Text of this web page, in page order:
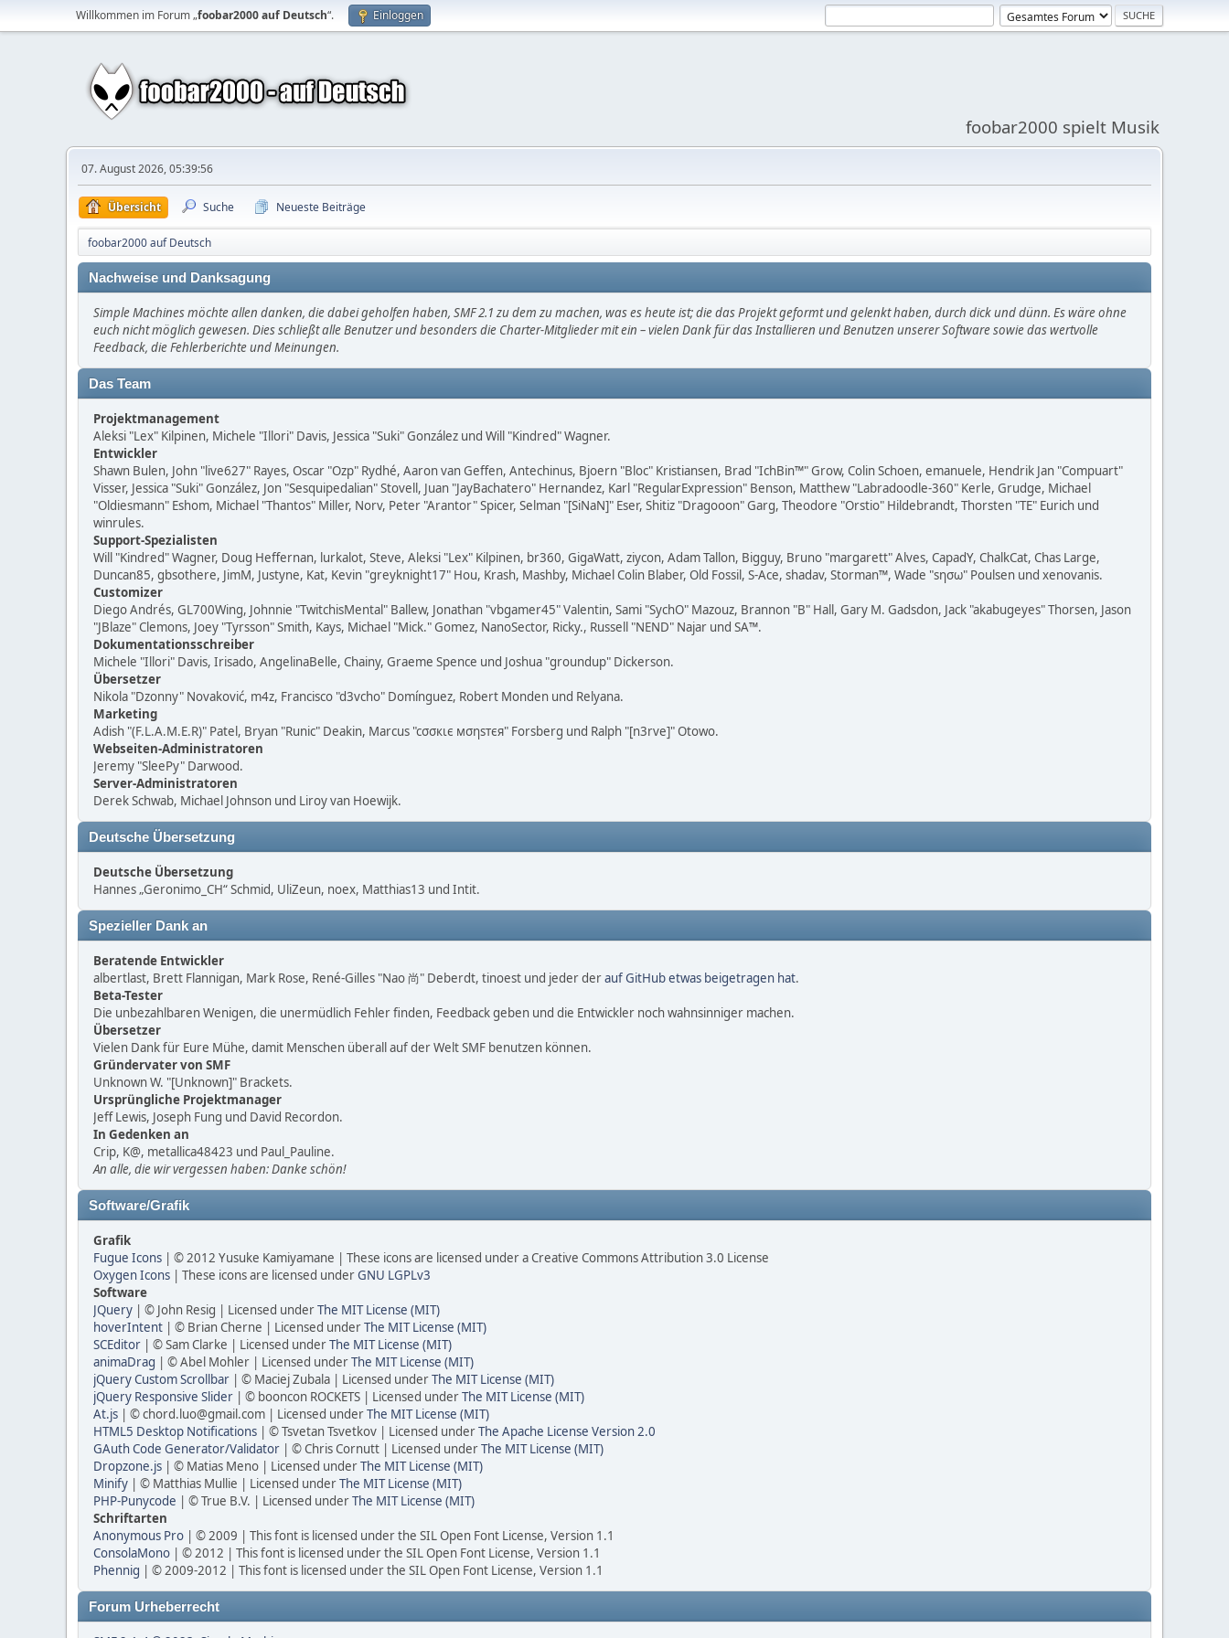
Willkommen im Forum „foobar2000 auf Deutsch“. Einloggen
foobar2000 spielt Musik
07. August 2026, 05:39:56
Übersicht Suche Neueste Beiträge
foobar2000 auf Deutsch
Nachweise und Danksagung
Simple Machines möchte allen danken, die dabei geholfen haben, SMF 2.1 zu dem zu machen, was es heute ist; die das Projekt geformt und gelenkt haben, durch dick und dünn. Es wäre ohne
euch nicht möglich gewesen. Dies schließt alle Benutzer und besonders die Charter-Mitglieder mit ein – vielen Dank für das Installieren und Benutzen unserer Software sowie das wertvolle
Feedback, die Fehlerberichte und Meinungen.
Das Team
Projektmanagement
Aleksi "Lex" Kilpinen, Michele "Illori" Davis, Jessica "Suki" González und Will "Kindred" Wagner.
Entwickler
Shawn Bulen, John "live627" Rayes, Oscar "Ozp" Rydhé, Aaron van Geffen, Antechinus, Bjoern "Bloc" Kristiansen, Brad "IchBin™" Grow, Colin Schoen, emanuele, Hendrik Jan "Compuart"
Visser, Jessica "Suki" González, Jon "Sesquipedalian" Stovell, Juan "JayBachatero" Hernandez, Karl "RegularExpression" Benson, Matthew "Labradoodle-360" Kerle, Grudge, Michael
"Oldiesmann" Eshom, Michael "Thantos" Miller, Norv, Peter "Arantor" Spicer, Selman "[SiNaN]" Eser, Shitiz "Dragooon" Garg, Theodore "Orstio" Hildebrandt, Thorsten "TE" Eurich und
winrules.
Support-Spezialisten
Will "Kindred" Wagner, Doug Heffernan, lurkalot, Steve, Aleksi "Lex" Kilpinen, br360, GigaWatt, ziycon, Adam Tallon, Bigguy, Bruno "margarett" Alves, CapadY, ChalkCat, Chas Large,
Duncan85, gbsothere, JimM, Justyne, Kat, Kevin "greyknight17" Hou, Krash, Mashby, Michael Colin Blaber, Old Fossil, S-Ace, shadav, Storman™, Wade "sησω" Poulsen und xenovanis.
Customizer
Diego Andrés, GL700Wing, Johnnie "TwitchisMental" Ballew, Jonathan "vbgamer45" Valentin, Sami "SychO" Mazouz, Brannon "B" Hall, Gary M. Gadsdon, Jack "akabugeyes" Thorsen, Jason
"JBlaze" Clemons, Joey "Tyrsson" Smith, Kays, Michael "Mick." Gomez, NanoSector, Ricky., Russell "NEND" Najar und SA™.
Dokumentationsschreiber
Michele "Illori" Davis, Irisado, AngelinaBelle, Chainy, Graeme Spence und Joshua "groundup" Dickerson.
Übersetzer
Nikola "Dzonny" Novaković, m4z, Francisco "d3vcho" Domínguez, Robert Monden und Relyana.
Marketing
Adish "(F.L.A.M.E.R)" Patel, Bryan "Runic" Deakin, Marcus "cσσкιє мσηѕтєя" Forsberg und Ralph "[n3rve]" Otowo.
Webseiten-Administratoren
Jeremy "SleePy" Darwood.
Server-Administratoren
Derek Schwab, Michael Johnson und Liroy van Hoewijk.
Deutsche Übersetzung
Deutsche Übersetzung
Hannes „Geronimo_CH“ Schmid, UliZeun, noex, Matthias13 und Intit.
Spezieller Dank an
Beratende Entwickler
albertlast, Brett Flannigan, Mark Rose, René-Gilles "Nao 尚" Deberdt, tinoest und jeder derauf GitHub etwas beigetragen hat.
Beta-Tester
Die unbezahlbaren Wenigen, die unermüdlich Fehler finden, Feedback geben und die Entwickler noch wahnsinniger machen.
Übersetzer
Vielen Dank für Eure Mühe, damit Menschen überall auf der Welt SMF benutzen können.
Gründervater von SMF
Unknown W. "[Unknown]" Brackets.
Ursprüngliche Projektmanager
Jeff Lewis, Joseph Fung und David Recordon.
In Gedenken an
Crip, K@, metallica48423 und Paul_Pauline.
An alle, die wir vergessen haben: Danke schön!
Software/Grafik
Grafik
Fugue Icons | © 2012 Yusuke Kamiyamane | These icons are licensed under a Creative Commons Attribution 3.0 License
Oxygen Icons | These icons are licensed underGNU LGPLv3
Software
JQuery | © John Resig | Licensed underThe MIT License (MIT)
hoverIntent | © Brian Cherne | Licensed underThe MIT License (MIT)
SCEditor | © Sam Clarke | Licensed underThe MIT License (MIT)
animaDrag | © Abel Mohler | Licensed underThe MIT License (MIT)
jQuery Custom Scrollbar | © Maciej Zubala | Licensed underThe MIT License (MIT)
jQuery Responsive Slider | © booncon ROCKETS | Licensed underThe MIT License (MIT)
At.js | © chord.luo@gmail.com | Licensed underThe MIT License (MIT)
HTML5 Desktop Notifications | © Tsvetan Tsvetkov | Licensed underThe Apache License Version 2.0
GAuth Code Generator/Validator | © Chris Cornutt | Licensed underThe MIT License (MIT)
Dropzone.js | © Matias Meno | Licensed underThe MIT License (MIT)
Minify | © Matthias Mullie | Licensed underThe MIT License (MIT)
PHP-Punycode | © True B.V. | Licensed underThe MIT License (MIT)
Schriftarten
Anonymous Pro | © 2009 | This font is licensed under the SIL Open Font License, Version 1.1
ConsolaMono | © 2012 | This font is licensed under the SIL Open Font License, Version 1.1
Phennig | © 2009-2012 | This font is licensed under the SIL Open Font License, Version 1.1
Forum Urheberrecht